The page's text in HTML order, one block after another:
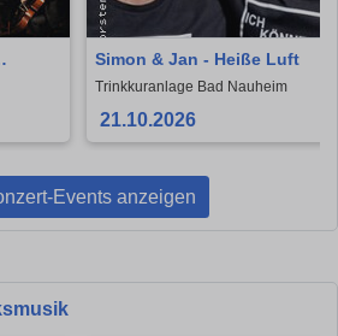
Simon & Jan - Heiße Luft
Trinkkuranlage Bad Nauheim
21.10.2026
Events anzeigen